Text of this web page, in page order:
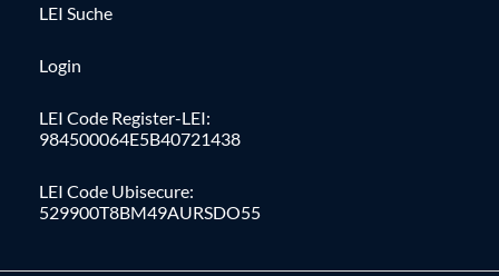
LEI Suche
Login
LEI Code Register-LEI:
984500064E5B40721438
LEI Code Ubisecure:
529900T8BM49AURSDO55